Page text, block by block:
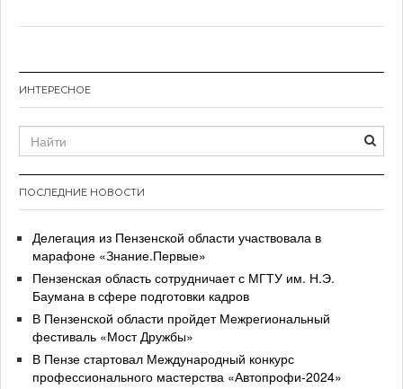
ИНТЕРЕСНОЕ
ПОСЛЕДНИЕ НОВОСТИ
Делегация из Пензенской области участвовала в
марафоне «Знание.Первые»
Пензенская область сотрудничает с МГТУ им. Н.Э.
Баумана в сфере подготовки кадров
В Пензенской области пройдет Межрегиональный
фестиваль «Мост Дружбы»
В Пензе стартовал Международный конкурс
профессионального мастерства «Автопрофи-2024»